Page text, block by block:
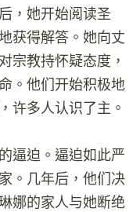
，她开始阅读圣
获得解答。她向丈
宗教持怀疑态度，
。他们开始积极地
许多人认识了主。
逼迫。逼迫如此严
。几年后，他们决
娜的家人与她断绝